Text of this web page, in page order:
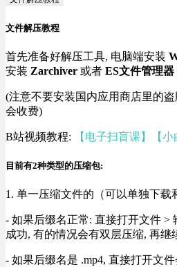
文件解压教程
首先准备好解压工具, 电脑端安装
安装 Zarchiver 或者 ES文件管理器
(注意不要安装国内应用商店里的
会收费)
B站视频教程: 【电子扫盲课】【
目前有2种类型的压缩包:
1. 单一压缩文件的（可以单独下载
- 如果后缀名正常: 直接打开文件 >
成功, 有的情况会有双层压缩, 再继
- 如果后缀名是 .mp4, 直接打开文